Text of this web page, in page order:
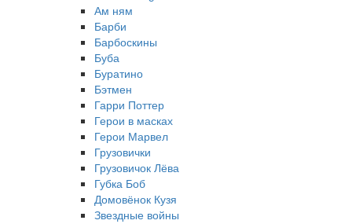
Ам ням
Барби
Барбоскины
Буба
Буратино
Бэтмен
Гарри Поттер
Герои в масках
Герои Марвел
Грузовички
Грузовичок Лёва
Губка Боб
Домовёнок Кузя
Звездные войны